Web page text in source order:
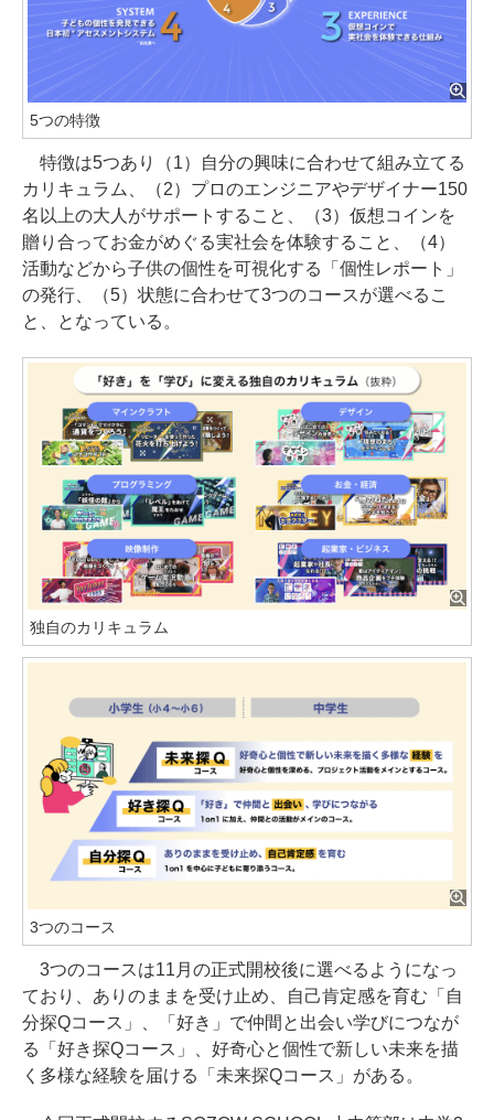
5つの特徴
特徴は5つあり（1）自分の興味に合わせて組み立てる
カリキュラム、（2）プロのエンジニアやデザイナー150
名以上の大人がサポートすること、（3）仮想コインを
贈り合ってお金がめぐる実社会を体験すること、（4）
活動などから子供の個性を可視化する「個性レポート」
の発行、（5）状態に合わせて3つのコースが選べるこ
と、となっている。
独自のカリキュラム
3つのコース
3つのコースは11月の正式開校後に選べるようになっ
ており、ありのままを受け止め、自己肯定感を育む「自
分探Qコース」、「好き」で仲間と出会い学びにつなが
る「好き探Qコース」、好奇心と個性で新しい未来を描
く多様な経験を届ける「未来探Qコース」がある。